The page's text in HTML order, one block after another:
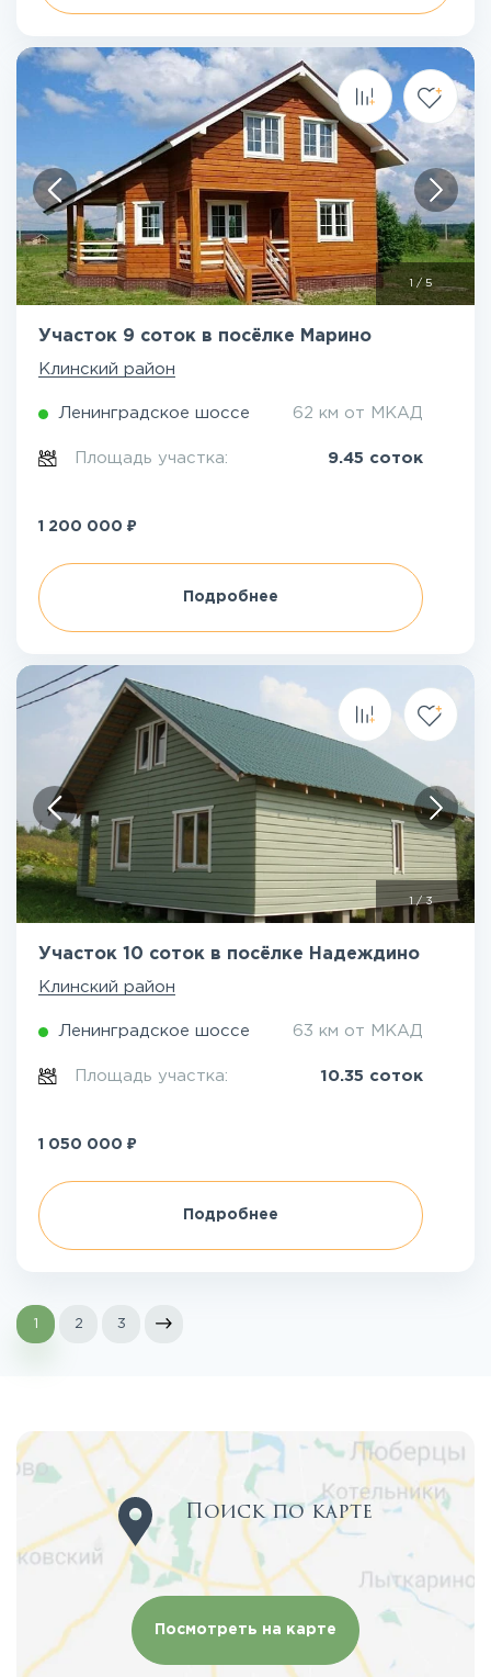
/5
Участок 9 соток в посёлке Марино
Клинский район
Ленинградское шоссе 62 км от МКАД
Площадь участка: 9.45 соток
1 200 000 ₽
Подробнее
1/3
Участок 10 соток в посёлке Надеждино
Клинский район
Ленинградское шоссе 63 км от МКАД
Площадь участка: 10.35 соток
1 050 000 ₽
Подробнее
1 2 3
Поиск по карте
Посмотреть на карте